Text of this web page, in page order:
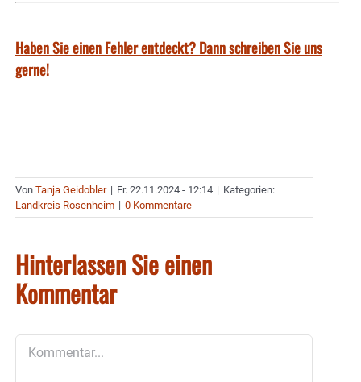
Haben Sie einen Fehler entdeckt? Dann schreiben Sie uns
gerne!
Von Tanja Geidobler | Fr. 22.11.2024 - 12:14 | Kategorien:
Landkreis Rosenheim | 0 Kommentare
Hinterlassen Sie einen
Kommentar